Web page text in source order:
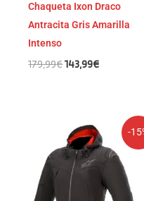
Chaqueta Ixon Draco
Antracita Gris Amarilla
Intenso
179,99€143,99€
-
El
precio
original
era:
254,95€.
El
precio
actual
216,71€.